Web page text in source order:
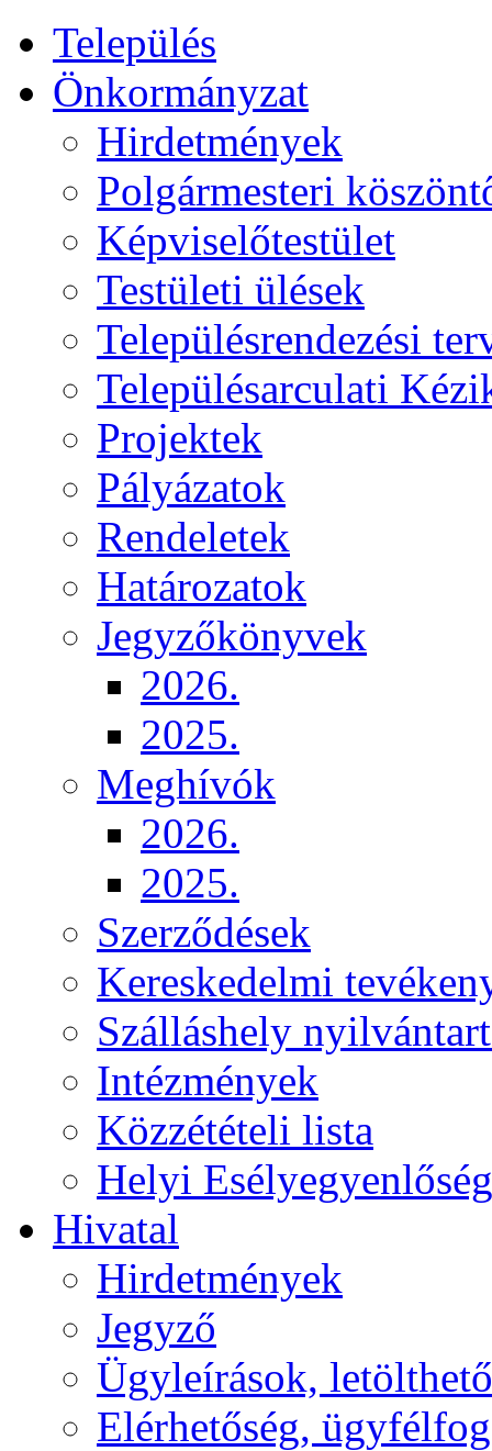
Település
Önkormányzat
Hirdetmények
Polgármesteri
Képviselőtestület
Testületi ülések
Településrendezési
Településarculati
Projektek
Pályázatok
Rendeletek
Határozatok
Jegyzőkönyvek
2026.
2025.
Meghívók
2026.
2025.
Szerződések
Kereskedelmi
Szálláshely
Intézmények
Közzétételi lista
Helyi
Hivatal
Hirdetmények
Jegyző
Ügyleírások,
Elérhetőség,